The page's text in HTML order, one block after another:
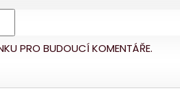
PRO BUDOUCÍ KOMENTÁŘE.